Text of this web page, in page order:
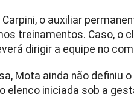
o auxiliar
treinamentos. Caso, o
dirigir a equipe no
Mota ainda não definiu
elenco iniciada sob a